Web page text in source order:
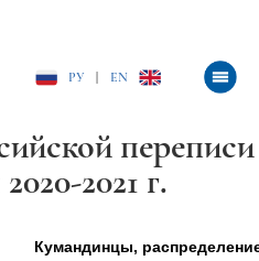
РУ EN
переписи
2021 г.